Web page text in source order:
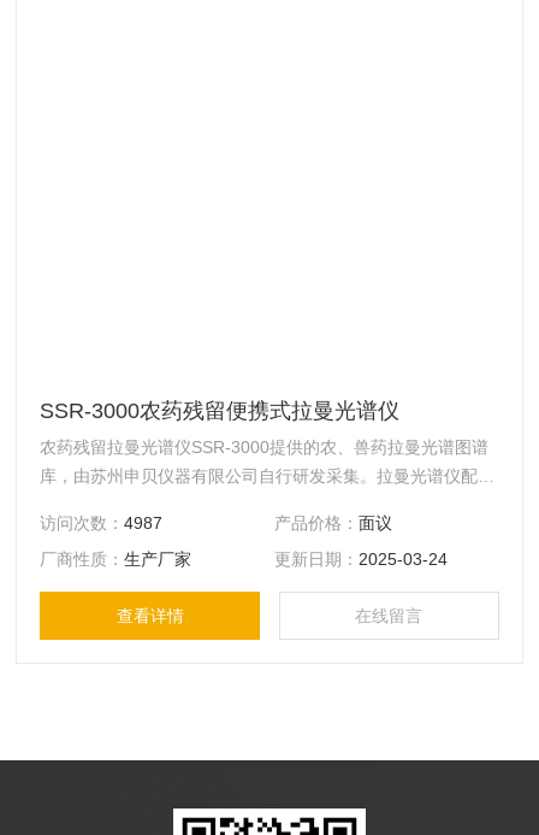
SSR-3000农药残留便携式拉曼光谱仪
农药残留拉曼光谱仪SSR-3000提供的农、兽药拉曼光谱图谱
库，由苏州申贝仪器有限公司自行研发采集。拉曼光谱仪配有
百种常见食品添加剂、农兽药残留谱图库，客户还可根据需要
自行采集物质的谱图入库，以供后续测。
访问次数：4987 产品价格： 面议
厂商性质：生产厂家 更新日期： 2025-03-24
查看详情 在线留言